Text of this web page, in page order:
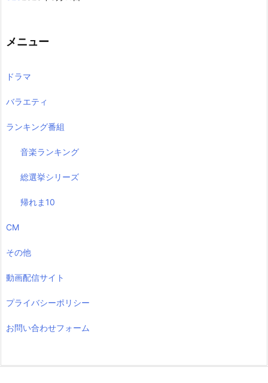
メニュー
ドラマ
バラエティ
ランキング番組
音楽ランキング
総選挙シリーズ
帰れま10
CM
その他
動画配信サイト
プライバシーポリシー
お問い合わせフォーム